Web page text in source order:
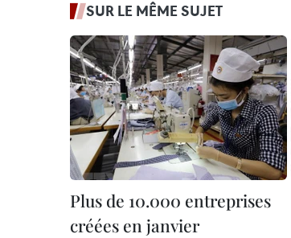
SUR LE MÊME SUJET
Plus de 10.000 entreprises
créées en janvier